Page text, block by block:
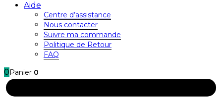
Aide
Centre d’assistance
Nous contacter
Suivre ma commande
Politique de Retour
FAQ
0 Panier 0